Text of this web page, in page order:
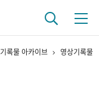
기록물 아카이브 영상기록물